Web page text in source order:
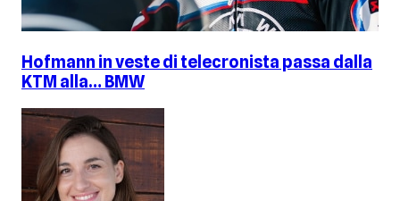
Hofmann in veste di telecronista passa dalla
KTM alla… BMW